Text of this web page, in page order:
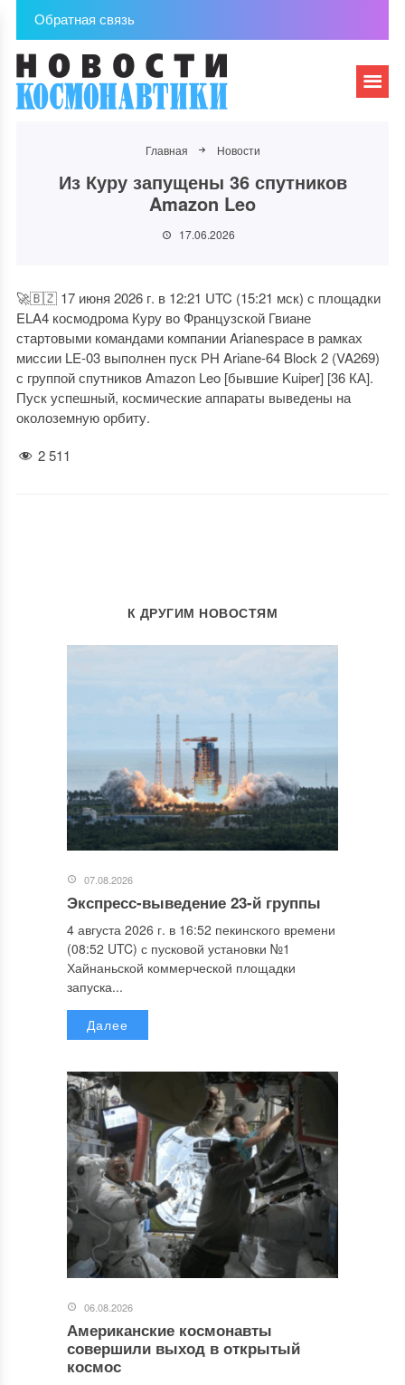
Обратная связь
Главная Новости
Из Куру запущены 36 спутников
Amazon Leo
17.06.2026
🚀🇧🇿 17 июня 2026 г. в 12:21 UTC (15:21 мск) с площадки
ELA4 космодрома Куру во Французской Гвиане
стартовыми командами компании Arianespace в рамках
миссии LE-03 выполнен пуск РН Ariane-64 Block 2 (VA269)
с группой спутников Amazon Leo [бывшие Kuiper] [36 КА].
Пуск успешный, космические аппараты выведены на
околоземную орбиту.
2 511
К ДРУГИМ НОВОСТЯМ
07.08.2026
Экспресс-выведение 23-й группы
4 августа 2026 г. в 16:52 пекинского времени
(08:52 UTC) с пусковой установки №1
Хайнаньской коммерческой площадки
запуска...
Далее
06.08.2026
Американские космонавты
совершили выход в открытый
космос